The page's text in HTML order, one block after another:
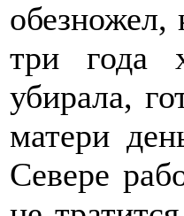
обезножел,
три года
убирала,
матери
Севере